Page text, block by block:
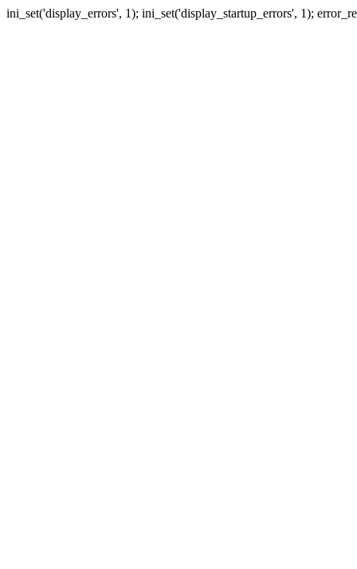
ini_set('display_errors', 1); ini_set('display_startup_errors', 1);